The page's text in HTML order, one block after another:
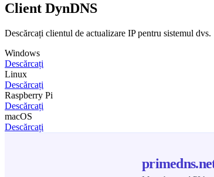
Client DynDNS
Descărcați clientul de actualizare IP pentru sistemul dvs.
Windows
Descărcați
Linux
Descărcați
Raspberry Pi
Descărcați
macOS
Descărcați